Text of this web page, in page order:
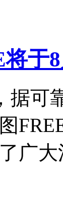
于
据可
广